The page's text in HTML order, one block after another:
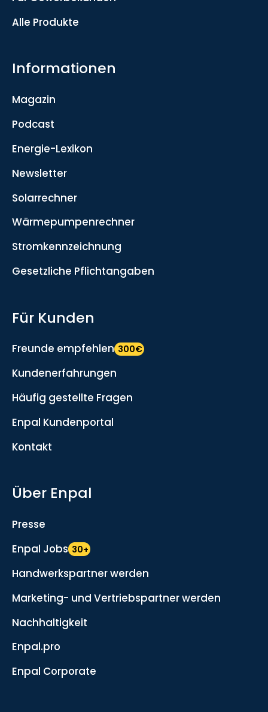
Alle Produkte
Informationen
Magazin
Podcast
Energie-Lexikon
Newsletter
Solarrechner
Wärmepumpenrechner
Stromkennzeichnung
Gesetzliche Pflichtangaben
Für Kunden
Freunde empfehlen 300€
Kundenerfahrungen
Häufig gestellte Fragen
Enpal Kundenportal
Kontakt
Über Enpal
Presse
Enpal Jobs 30+
Handwerkspartner werden
Marketing- und Vertriebspartner werden
Nachhaltigkeit
Enpal.pro
Enpal Corporate